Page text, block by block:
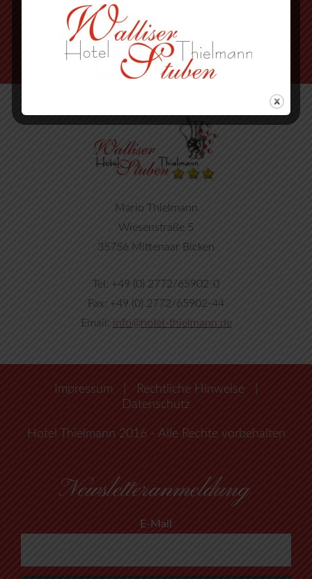
Mario Thielmann
Wiesenstraße 5
35756 Mittenaar Bicken
Tel: +49 (0) 2772/65902-0
Fax: +49 (0) 2772/65902-44
Email: info@hotel-thielmann.de
Impressum Rechtliche Hinweise
Datenschutz
Hotel Thielmann 2016 - Alle Rechte vorbehalten
Newsletteranmeldung
E-Mail